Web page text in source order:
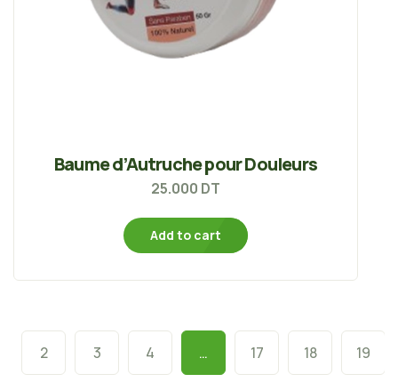
Baume d’Autruche pour Douleurs
25.000 DT
Add to cart
2 3 4 … 17 18 19